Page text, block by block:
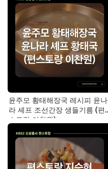
윤주모 황태해장국 레시피 윤나
라 셰프 조선간장 생들기름 (편
스토랑 이찬원)